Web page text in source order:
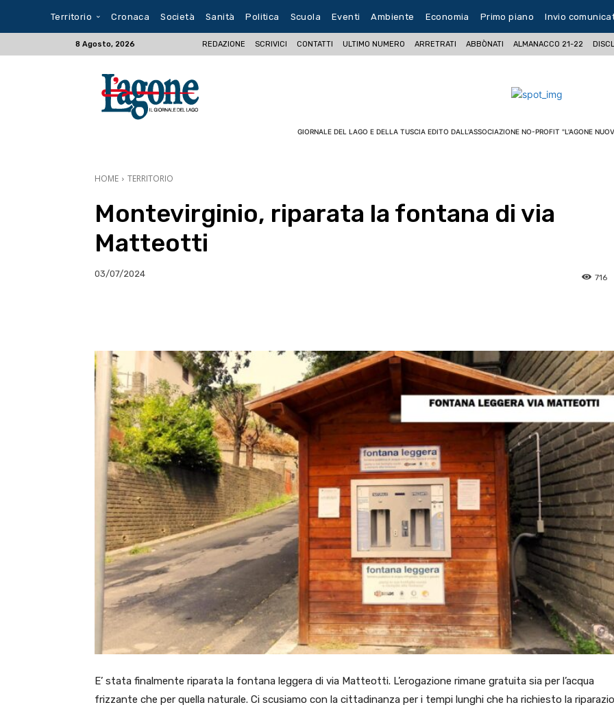
Territorio Cronaca Società Sanità Politica Scuola Eventi Ambiente Economia Primo piano Invio
8 Agosto, 2026 REDAZIONE SCRIVICI CONTATTI ULTIMO NUMERO ARRETRATI ABBÒNATI ALMANACCO 21-22
GIORNALE DEL LAGO E DELLA TUSCIA EDITO DALL'ASSOCIAZIONE NO-PROFIT "L'AGONE
HOME TERRITORIO
Montevirginio, riparata la fontana di via
Matteotti
03/07/2024 716
E’ stata finalmente riparata la fontana leggera di via Matteotti. L’erogazione rimane gratuita sia per l’acqua
frizzante che per quella naturale. Ci scusiamo con la cittadinanza per i tempi lunghi che ha richiesto la